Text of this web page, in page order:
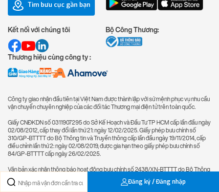
Tìm bưu cục gần bạn
Kết nối với chúng tôi
Thương hiệu cùng công ty :
Bộ Công Thương:
Công ty giao nhận đầu tiên tại Việt Nam được thành lập với sứ mệnh phục vụ nhu cầu
vận chuyển chuyên nghiệp của các đối tác Thương mại điện tử trên toàn quốc.
Giấy CNĐKDN số 0311907295 do Sở Kế Hoạch và Đầu Tư TP HCM cấp lần đầu ngày
02/08/2012, cấp thay đổi lần thứ 21: ngày 12/02/2025. Giấy phép bưu chính số
310/GP-BTTTT do Bộ Thông tin và Truyền thông cấp lần đầu ngày 19/11/2014, cấp
điều chỉnh lần thứ 2: ngày 02/08/2019, được gia hạn theo giấy phép bưu chính số
84/GP-BTTTT cấp ngày 26/02/2025.
Văn bản xác nhận thông báo hoạt động bưu chính số 2438/XN-BTTTT do Bộ Thông
tin và Truyền thông cấp lần đầu ngày 01/02/2013, cấp điều chỉnh lần thứ 2: ngày
26/07/2019.
Đăng ký / Đăng nhập